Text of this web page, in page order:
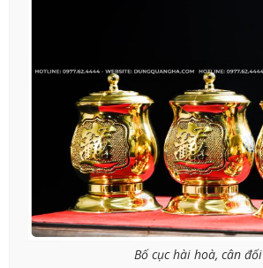
Bố cục hài hoà, cân đối